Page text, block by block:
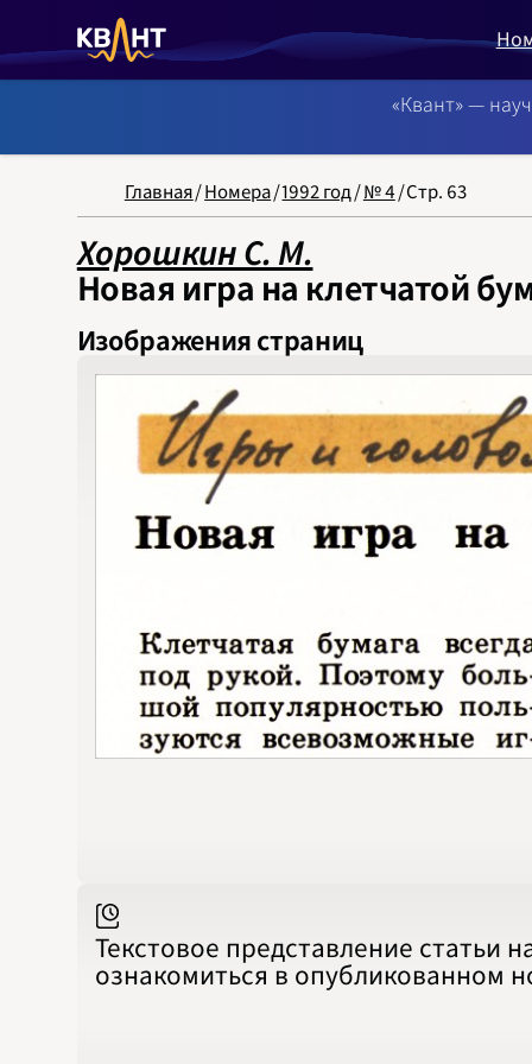
NB:
«Квант» —
Главная/Номера/1992 год/№ 4/Стр. 63
Хорошкин С. М.
Новая игра на клетчатой
Изображения страниц
Текстовое представление статьи
ознакомиться в опубликованном